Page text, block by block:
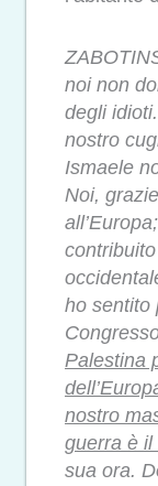
noi non
degli
nostro
Ismaele
Noi,
ho sentito
Palestina
nostro
guerra è il
sua ora.